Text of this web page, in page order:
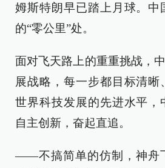
姆斯特朗早已踏上月球。中
的“零公里”处。
面对飞天路上的重重挑战，
展战略，每一步都目标清晰
世界科技发展的先进水平，
自主创新，奋起直追。
——不搞简单的仿制，神舟